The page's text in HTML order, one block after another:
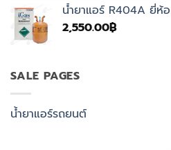
น้ำยาแอร์ R404A ยี่ห้
2,550.00฿
SALE PAGES
น้ำยาแอร์รถยนต์